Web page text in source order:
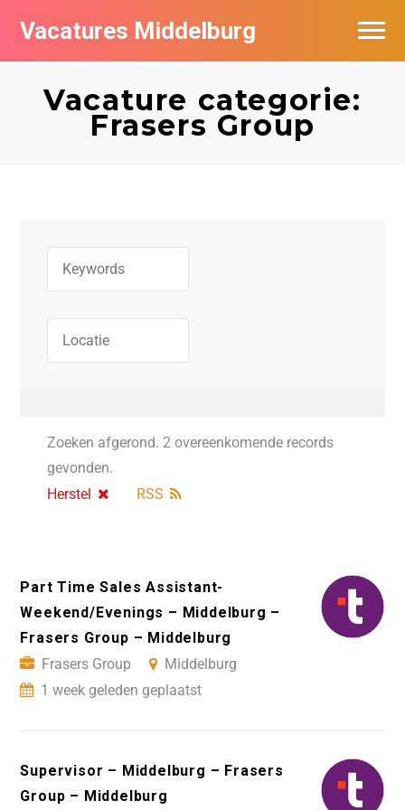
Vacatures Middelburg
Vacature categorie:
Frasers Group
Zoeken afgerond. 2 overeenkomende records
gevonden.
Herstel
RSS
Part Time Sales Assistant-
Weekend/Evenings – Middelburg –
Frasers Group – Middelburg
Frasers Group
Middelburg
1 week geleden geplaatst
Supervisor – Middelburg – Frasers
Group – Middelburg
Vacatures per bedrijf